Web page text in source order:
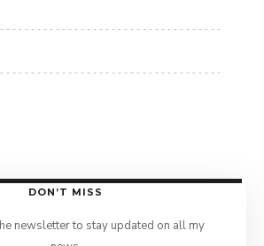
DON’T MISS
newsletter to stay updated on all my